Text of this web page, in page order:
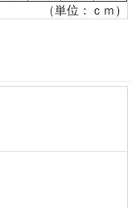
（単位：ｃｍ）